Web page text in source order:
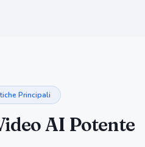
Principali
AI Potente